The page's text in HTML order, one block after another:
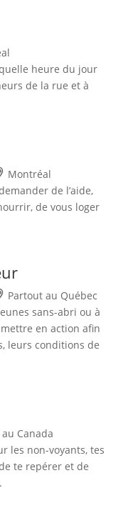
heure du jour
de la rue et à
Montréal
de l’aide,
de vous loger
Partout au Québec
sans-abri ou à
en action afin
leurs conditions de
Canada
les non-voyants, tes
te repérer et de